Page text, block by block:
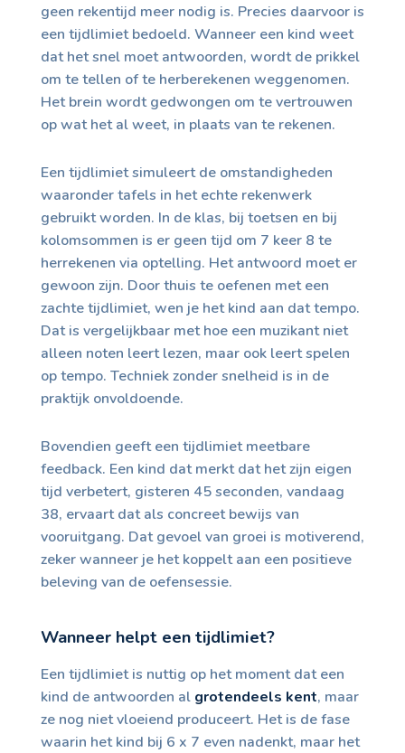
geen rekentijd meer nodig is. Precies daarvoor is
een tijdlimiet bedoeld. Wanneer een kind weet
dat het snel moet antwoorden, wordt de prikkel
om te tellen of te herberekenen weggenomen.
Het brein wordt gedwongen om te vertrouwen
op wat het al weet, in plaats van te rekenen.
Een tijdlimiet simuleert de omstandigheden
waaronder tafels in het echte rekenwerk
gebruikt worden. In de klas, bij toetsen en bij
kolomsommen is er geen tijd om 7 keer 8 te
herrekenen via optelling. Het antwoord moet er
gewoon zijn. Door thuis te oefenen met een
zachte tijdlimiet, wen je het kind aan dat tempo.
Dat is vergelijkbaar met hoe een muzikant niet
alleen noten leert lezen, maar ook leert spelen
op tempo. Techniek zonder snelheid is in de
praktijk onvoldoende.
Bovendien geeft een tijdlimiet meetbare
feedback. Een kind dat merkt dat het zijn eigen
tijd verbetert, gisteren 45 seconden, vandaag
38, ervaart dat als concreet bewijs van
vooruitgang. Dat gevoel van groei is motiverend,
zeker wanneer je het koppelt aan een positieve
beleving van de oefensessie.
Wanneer helpt een tijdlimiet?
Een tijdlimiet is nuttig op het moment dat een
kind de antwoorden al grotendeels kent, maar
ze nog niet vloeiend produceert. Het is de fase
waarin het kind bij 6 x 7 even nadenkt, maar het